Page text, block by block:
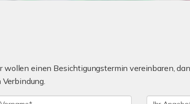
wollen einen Besichtigungstermin vereinbaren,